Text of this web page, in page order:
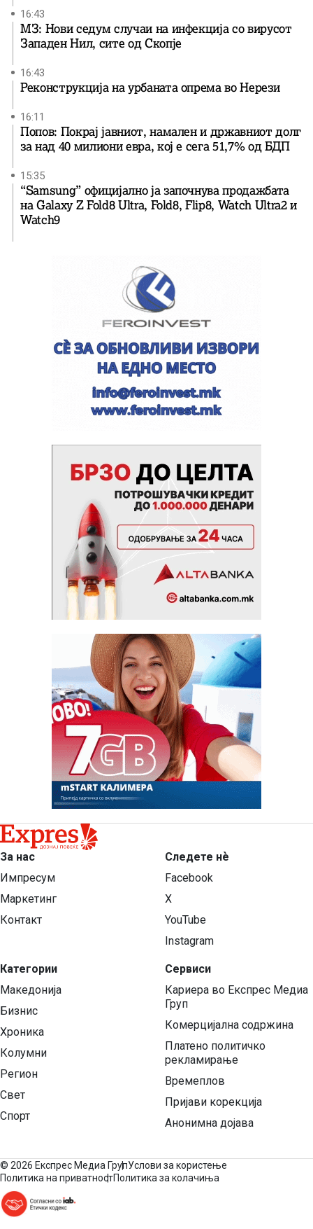
16:43
МЗ: Нови седум случаи на инфекција со вирусот
Западен Нил, сите од Скопје
16:43
Реконструкција на урбаната опрема во Нерези
16:11
Попов: Покрај јавниот, намален и државниот долг
за над 40 милиони евра, кој e сега 51,7% од БДП
15:35
“Samsung” официјално ја започнува продажбата
на Galaxy Z Fold8 Ultra, Fold8, Flip8, Watch Ultra2 и
Watch9
За нас
Импресум
Маркетинг
Контакт
Категории
Македонија
Бизнис
Хроника
Колумни
Регион
Свет
Спорт
Следете нѐ
Facebook
X
YouTube
Instagram
Сервиси
Кариера во Експрес Медиа
Груп
Комерцијална содржина
Платено политичко
рекламирање
Времеплов
Пријави корекција
Анонимна дојава
© 2026 Експрес Медиа ГрупУслови за користење
Политика на приватностПолитика за колачиња